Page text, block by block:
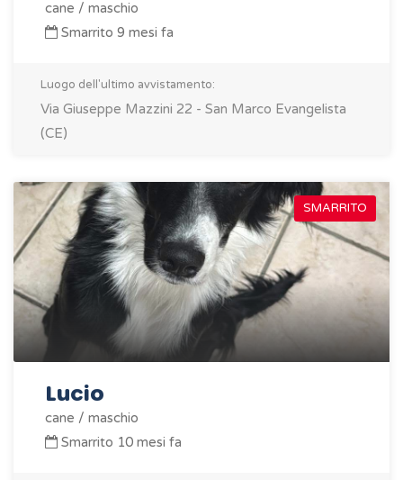
cane / maschio
Smarrito 9 mesi fa
Luogo dell'ultimo avvistamento:
Via Giuseppe Mazzini 22 - San Marco Evangelista
(CE)
SMARRITO
Lucio
cane / maschio
Smarrito 10 mesi fa